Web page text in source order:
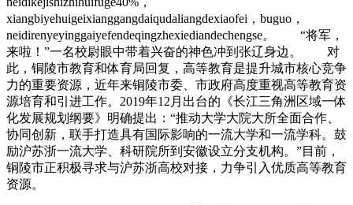
xiangbiyehuigeixianggangdaiqudaliangdexiaofei，buguo，
neidirenyeyinggaiyefendeqingzhexiediandechengse。 “将军，
来啦！”一名校尉眼中带着兴奋的神色冲到张辽身边。 对
此，铜陵市教育和体育局回复，高等教育是提升城市核心竞争
力的重要资源，近年来铜陵市委、市政府高度重视高等教育资
源培育和引进工作。2019年12月出台的《长江三角洲区域一体
化发展规划纲要》明确提出：“推动大学大院大所全面合作、
协同创新，联手打造具有国际影响的一流大学和一流学科。鼓
励沪苏浙一流大学、科研院所到安徽设立分支机构。”目前，
铜陵市正积极寻求与沪苏浙高校对接，力争引入优质高等教育
资源。